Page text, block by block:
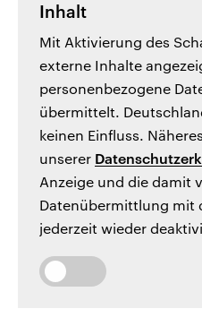
Inhalt
Mit Aktivierung des
externe Inhalte
personenbezogene
übermittelt.
keinen Einfluss.
unserer
Anzeige und die damit
Datenübermittlung mit
jederzeit wieder